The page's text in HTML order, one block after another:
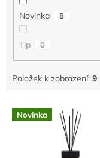
Novinka 8
Tip 0
Položek k zobrazení: 9
V Novinka